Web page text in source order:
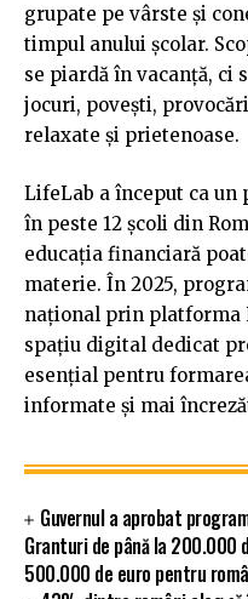
grupate pe vârste și
timpul anului școlar.
se piardă în vacanță,
jocuri, povești,
relaxate și prietenoase.
LifeLab a început ca un
în peste 12 școli din
educația financiară
materie. În 2025,
național prin platforma
spațiu digital dedicat
esențial pentru
informate și mai
Guvernul a aprobat
Granturi de până la 200.000
500.000 de euro pentru